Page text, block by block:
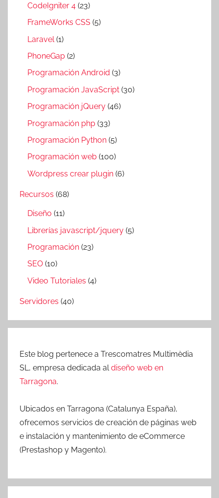
CodeIgniter 4 (23)
FrameWorks CSS (5)
Laravel (1)
PhoneGap (2)
Programación Android (3)
Programación JavaScript (30)
Programación jQuery (46)
Programación php (33)
Programación Python (5)
Programación web (100)
Wordpress crear plugin (6)
Recursos (68)
Diseño (11)
Librerías javascript/jquery (5)
Programación (23)
SEO (10)
Video Tutoriales (4)
Servidores (40)
Este blog pertenece a Trescomatres Multimèdia
SL, empresa dedicada aldiseño web en
Tarragona.
Ubicados en Tarragona (Catalunya España),
ofrecemos servicios de creación de páginas web
e instalación y mantenimiento de eCommerce
(Prestashop y Magento).